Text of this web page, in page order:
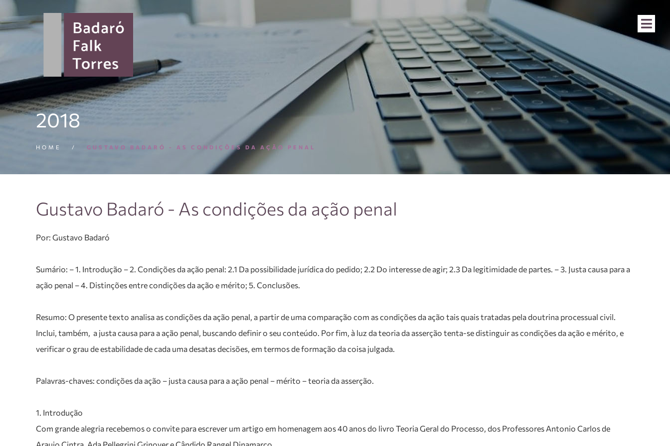
HOME / GUSTAVO BADARÓ - AS CONDIÇÕES DA AÇÃO PENAL
2018
Gustavo Badaró - As condições da ação penal
Por: Gustavo Badaró
Sumário: – 1. Introdução – 2. Condições da ação penal: 2.1 Da possibilidade jurídica do pedido; 2.2 Do interesse de agir; 2.3 Da legitimidade de partes. – 3. Justa causa para a
ação penal – 4. Distinções entre condições da ação e mérito; 5. Conclusões.
Resumo: O presente texto analisa as condições da ação penal, a partir de uma comparação com as condições da ação tais quais tratadas pela doutrina processual civil.
Inclui, também, a justa causa para a ação penal, buscando definir o seu conteúdo. Por fim, à luz da teoria da asserção tenta-se distinguir as condições da ação e mérito, e
verificar o grau de estabilidade de cada uma desatas decisões, em termos de formação da coisa julgada.
Palavras-chaves: condições da ação – justa causa para a ação penal – mérito – teoria da asserção.
1. Introdução
Com grande alegria recebemos o convite para escrever um artigo em homenagem aos 40 anos do livro Teoria Geral do Processo, dos Professores Antonio Carlos de